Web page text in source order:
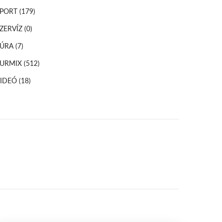
(179)
(0)
(7)
(512)
(18)